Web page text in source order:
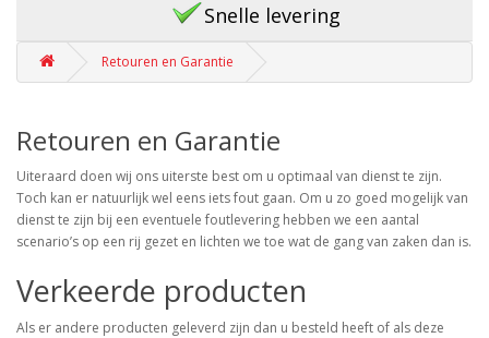
Snelle levering
Retouren en Garantie
Retouren en Garantie
Uiteraard doen wij ons uiterste best om u optimaal van dienst te zijn.
Toch kan er natuurlijk wel eens iets fout gaan. Om u zo goed mogelijk van
dienst te zijn bij een eventuele foutlevering hebben we een aantal
scenario’s op een rij gezet en lichten we toe wat de gang van zaken dan is.
Verkeerde producten
Als er andere producten geleverd zijn dan u besteld heeft of als deze